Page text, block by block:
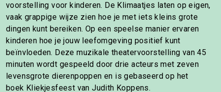
voorstelling voor kinderen. De Klimaatjes laten op eigen,
vaak grappige wijze zien hoe je met iets kleins grote
dingen kunt bereiken. Op een speelse manier ervaren
kinderen hoe je jouw leefomgeving positief kunt
beïnvloeden. Deze muzikale theatervoorstelling van 45
minuten wordt gespeeld door drie acteurs met zeven
levensgrote dierenpoppen en is gebaseerd op het
boek Kliekjesfeest van Judith Koppens.